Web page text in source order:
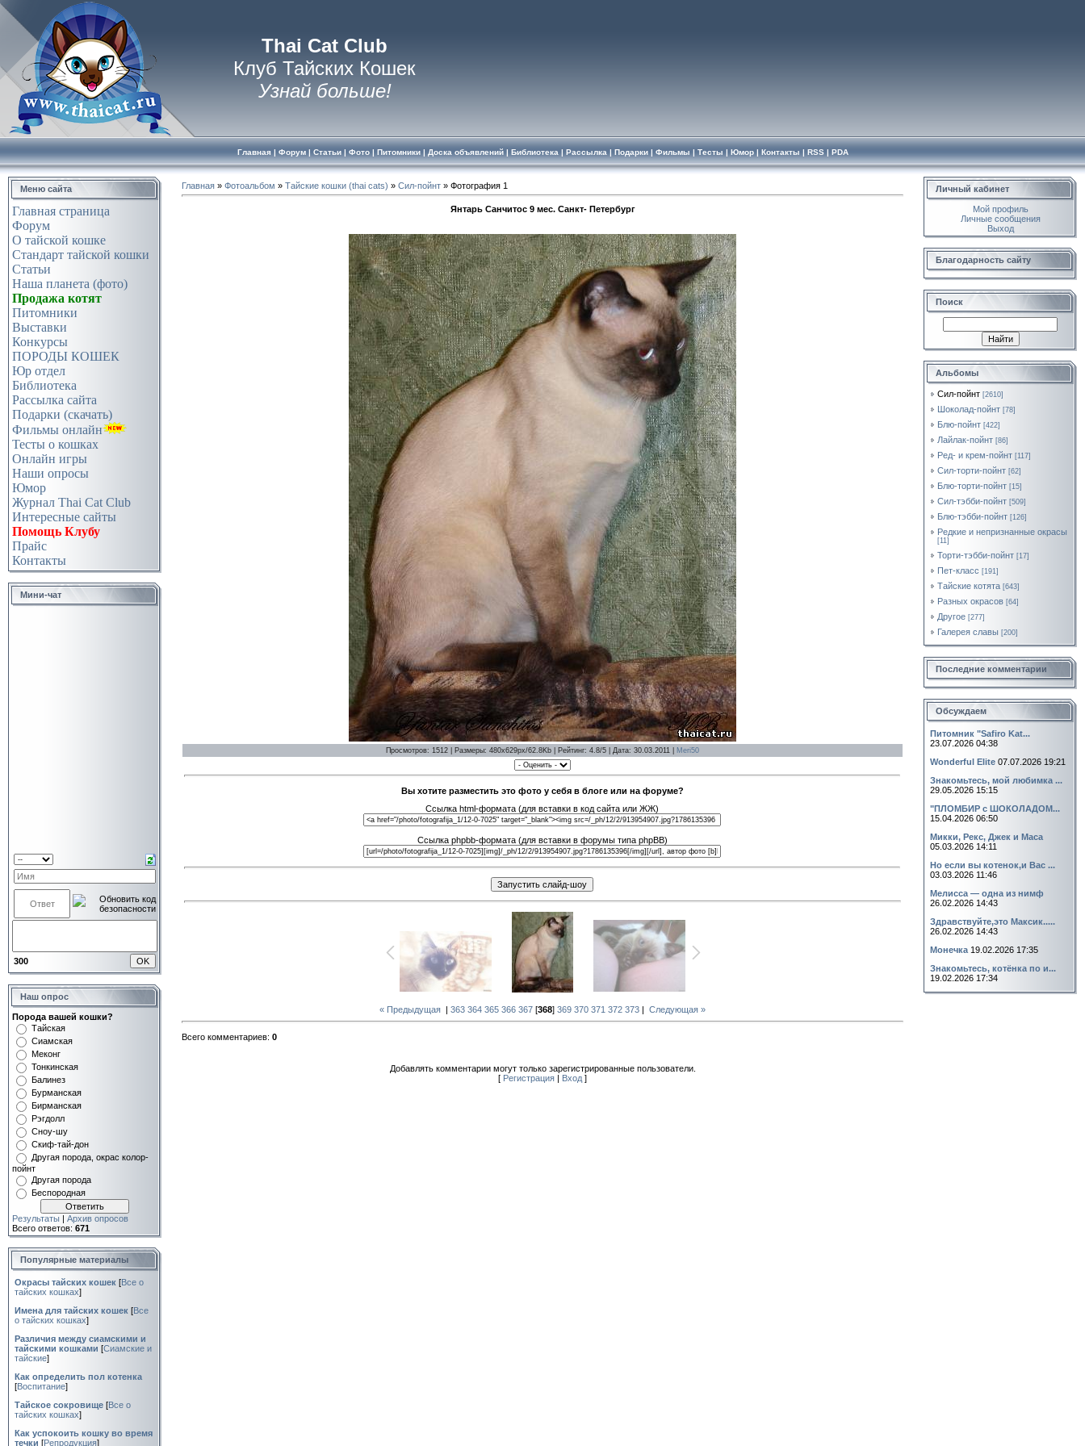
Thai Cat Club
Клуб Тайских Кошек
Узнай больше!
Главная| Форум| Статьи| Фото| Питомники| Доска объявлений| Библиотека | Рассылка | Подарки| Фильмы | Тесты | Юмор| Контакты | RSS| PDA
Меню сайта
Главная страница
Форум
О тайской кошке
Стандарт тайской кошки
Статьи
Наша планета (фото)
Продажа котят
Питомники
Выставки
Конкурсы
ПОРОДЫ КОШЕК
Юр отдел
Библиотека
Рассылка сайта
Подарки (скачать)
Фильмы онлайн
Тесты о кошках
Онлайн игры
Наши опросы
Юмор
Журнал Thai Cat Club
Интересные сайты
Помощь Клубу
Прайс
Контакты
Мини-чат
300
Наш опрос
Порода вашей кошки?
Тайская
Сиамская
Меконг
Тонкинская
Балинез
Бурманская
Бирманская
Рэгдолл
Сноу-шу
Скиф-тай-дон
Другая порода, окрас колор-
пойнт
Другая порода
Беспородная
Результаты | Архив опросов
Всего ответов: 671
Популярные материалы
Окрасы тайских кошек [Все о
тайских кошках]
Имена для тайских кошек [Все
о тайских кошках]
Различия между сиамскими и
тайскими кошками [Сиамские и
тайские]
Как определить пол котенка
[Воспитание]
Тайское сокровище [Все о
тайских кошках]
Как успокоить кошку во время
течки [Репродукция]
Главная » Фотоальбом » Тайские кошки (thai cats) » Сил-пойнт » Фотография 1
Янтарь Санчитос 9 мес. Санкт- Петербург
Просмотров: 1512 | Размеры: 480x629px/62.8Kb | Рейтинг: 4.8/5 | Дата: 30.03.2011 | Meri50
Вы хотите разместить это фото у себя в блоге или на форуме?
Ссылка html-формата (для вставки в код сайта или ЖЖ)
Ссылка phpbb-формата (для вставки в форумы типа phpBB)
« Предыдущая | 363 364 365 366 367 [368] 369 370 371 372 373 | Следующая »
Всего комментариев: 0
Добавлять комментарии могут только зарегистрированные пользователи.
[ Регистрация Вход ]
Личный кабинет
Мой профиль
Личные сообщения
Выход
Благодарность сайту
Поиск
Альбомы
Сил-пойнт [2610]
Шоколад-пойнт [78]
Блю-пойнт [422]
Лайлак-пойнт [86]
Ред- и крем-пойнт [117]
Сил-торти-пойнт [62]
Блю-торти-пойнт [15]
Сил-тэбби-пойнт [509]
Блю-тэбби-пойнт [126]
Редкие и непризнанные окрасы
[11]
Торти-тэбби-пойнт [17]
Пет-класс [191]
Тайские котята [643]
Разных окрасов [64]
Другое [277]
Галерея славы [200]
Последние комментарии
Обсуждаем
Питомник "Safiro Kat...
23.07.2026 04:38
Wonderful Elite 07.07.2026 19:21
Знакомьтесь, мой любимка ...
29.05.2026 15:15
"ПЛОМБИР с ШОКОЛАДОМ...
15.04.2026 06:50
Микки, Рекс, Джек и Маса
05.03.2026 14:11
Но если вы котенок,и Вас ...
03.03.2026 11:46
Мелисса — одна из нимф
26.02.2026 14:43
Здравствуйте,это Максик.....
26.02.2026 14:43
Монечка 19.02.2026 17:35
Знакомьтесь, котёнка по и...
19.02.2026 17:34